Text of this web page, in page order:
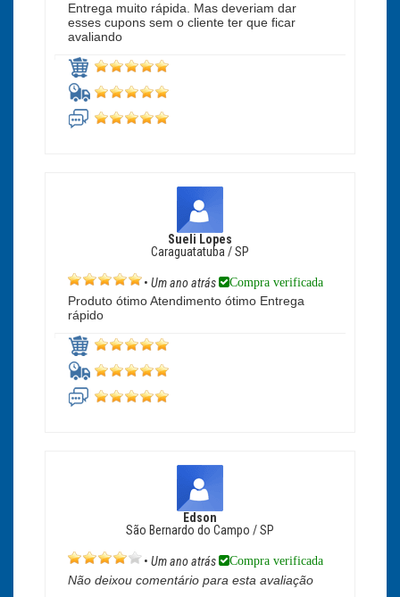
Entrega muito rápida. Mas deveriam dar
esses cupons sem o cliente ter que ficar
avaliando
Sueli Lopes
Caraguatatuba / SP
• Um ano atrás Compra verificada
Produto ótimo Atendimento ótimo Entrega
rápido
Edson
São Bernardo do Campo / SP
• Um ano atrás Compra verificada
Não deixou comentário para esta avaliação